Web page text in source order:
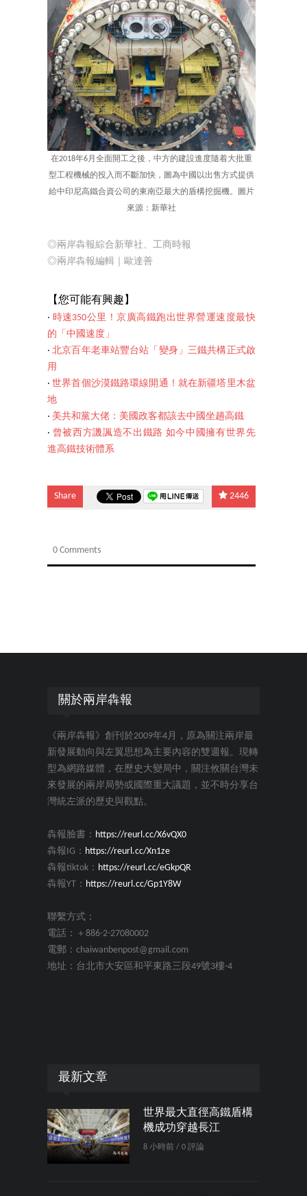
在2018年6月全面開工之後，中方的建設進度隨着大批重
型工程機械的投入而不斷加快，圖為中國以出售方式提供
給中印尼高鐵合資公司的東南亞最大的盾構挖掘機。圖片
來源：新華社
◎兩岸犇報綜合新華社、工商時報
◎兩岸犇報編輯｜歐達善
【您可能有興趣】
‧ 時速350公里！京廣高鐵跑出世界營運速度最快
的「中國速度」
‧北京百年老車站豐台站「變身」三鐵共構正式啟
用
‧世界首個沙漠鐵路環線開通！就在新疆塔里木盆
地
‧ 美共和黨大佬：美國政客都該去中國坐趟高鐵
‧ 曾被西方譏諷造不出鐵路 如今中國擁有世界先
進高鐵技術體系
Share 2446
0 Comments
關於兩岸犇報
《兩岸犇報》創刊於2009年4月，原為關注兩岸最
新發展動向與左翼思想為主要內容的雙週報。現轉
型為網路媒體，在歷史大變局中，關注攸關台灣未
來發展的兩岸局勢或國際重大議題，並不時分享台
灣統左派的歷史與觀點。
犇報臉書： https://reurl.cc/X6vQX0
犇報IG： https://reurl.cc/Xn1ze
犇報tiktok： https://reurl.cc/eGkpQR
犇報YT： https://reurl.cc/Gp1Y8W
聯繫方式：
電話：＋886-2-27080002
電郵：chaiwanbenpost@gmail.com
地址：台北市大安區和平東路三段49號3樓-4
最新文章
世界最大直徑高鐵盾構
機成功穿越長江
8 小時前 / 0 評論